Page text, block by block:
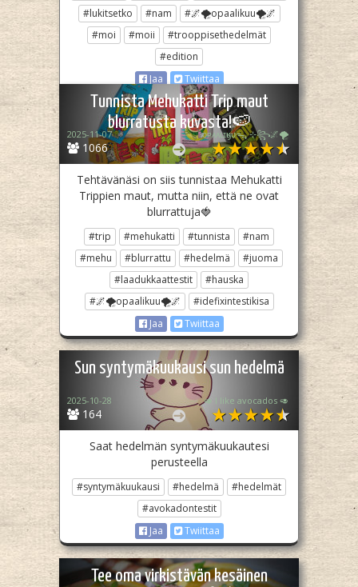
#lukitsetko
#nam
#🌌🌪opaalikuu🌪🌌
#moi
#moii
#trooppisethedelmät
#edition
Jaa
Twiittaa
Tunnista Mehukatti Trip maut
blurratusta kuvasta!🍉
1066
2025-11-07 ᴏᴘᴀᴀʟɪӄᴜᴜᯓ₊ ⊹꧂🌌🌪
Tehtävänäsi on siis tunnistaa Mehukatti
Trippien maut, mutta niin, että ne ovat
blurrattuja🍓
#trip #mehukatti #tunnista
#nam
#mehu
#blurrattu #hedelmä
#juoma
#laadukkaattestit
#hauska
#🌌🌪opaalikuu🌪🌌
#idefixintestikisa
Jaa
Twiittaa
Sun syntymäkuukausi sun hedelmä
164
2025-10-28 🥑 I like avocados 🥑
Saat hedelmän syntymäkuukautesi
perusteella
#syntymäkuukausi #hedelmä
#hedelmät
#avokadontestit
Jaa
Twiittaa
Tee oma virkistävän kesäinen